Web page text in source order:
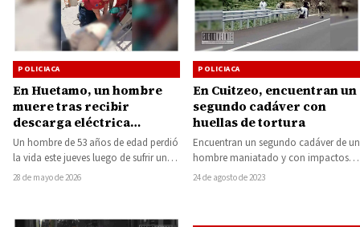
POLICIACA
En Huetamo, un hombre
muere tras recibir
descarga eléctrica
mientras realizaba
trabajos de soldadura
Un hombre de 53 años de edad perdió
la vida este jueves luego de sufrir una
descarga eléctrica…
28 de mayo de 2026
POLICIACA
En Cuitzeo, encuentran un
segundo cadáver con
huellas de tortura
Encuentran un segundo cadáver de un
hombre maniatado y con impactos
de bala entre la maleza de un…
24 de agosto de 2023